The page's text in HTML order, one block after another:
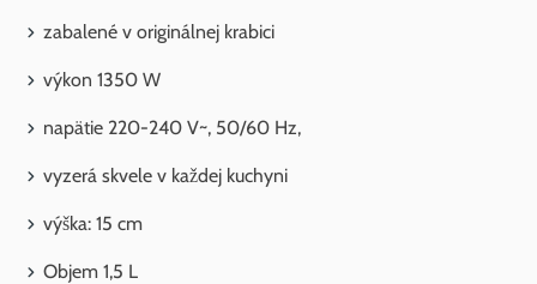
zabalené v originálnej krabici
výkon 1350 W
napätie 220-240 V~, 50/60 Hz,
vyzerá skvele v každej kuchyni
výška: 15 cm
Objem 1,5 L